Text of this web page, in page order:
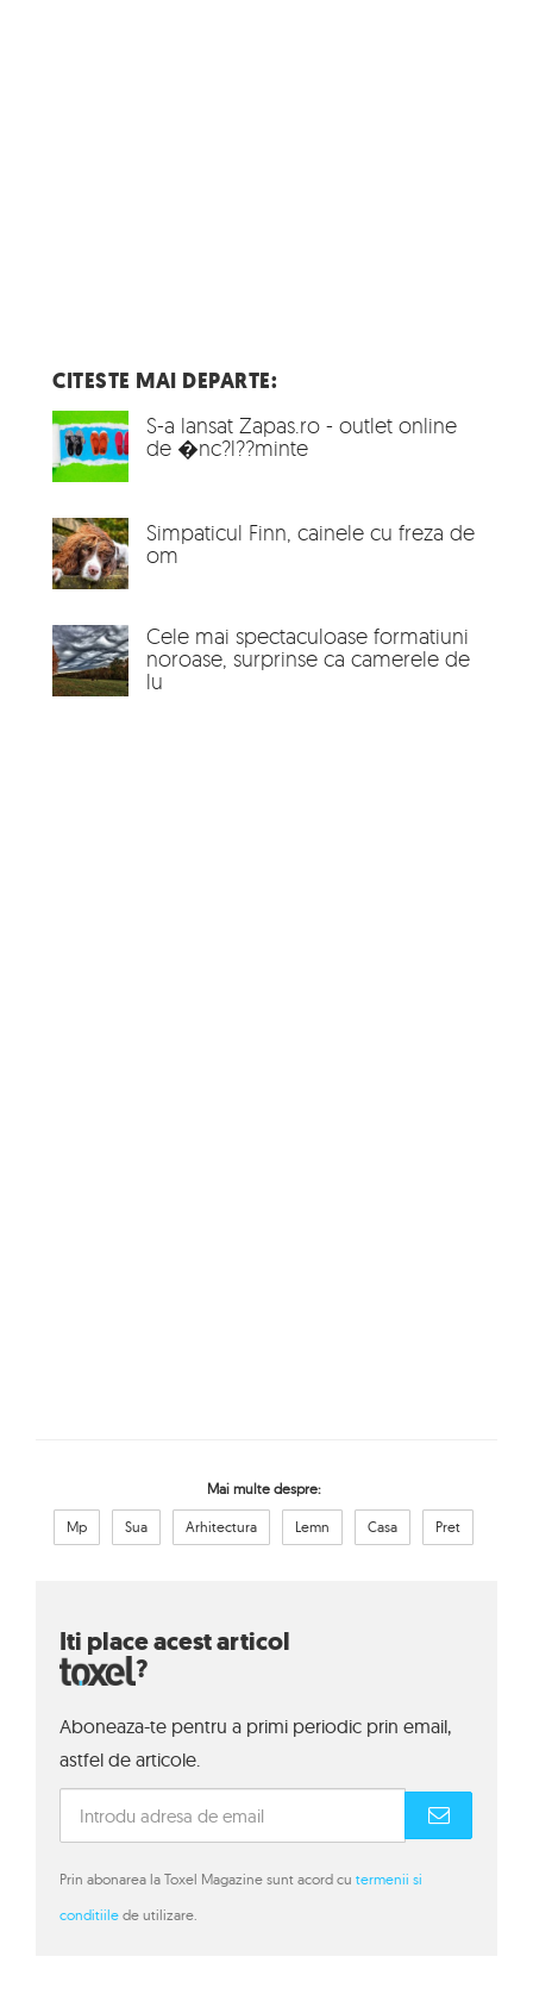
CITESTE MAI DEPARTE:
S-a lansat Zapas.ro - outlet online
de �nc?l??minte
Simpaticul Finn, cainele cu freza de
om
Cele mai spectaculoase formatiuni
noroase, surprinse ca camerele de
lu
Mai multe despre:
Mp Sua Arhitectura Lemn Casa Pret
Iti place acest articol
?
Aboneaza-te pentru a primi periodic prin email,
astfel de articole.
Prin abonarea la Toxel Magazine sunt acord cu termenii si
conditiile de utilizare.